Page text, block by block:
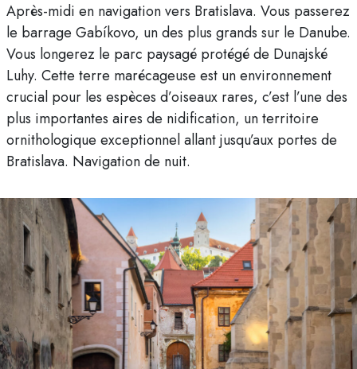
Après-midi en navigation vers Bratislava. Vous passerez
le barrage Gabíkovo, un des plus grands sur le Danube.
Vous longerez le parc paysagé protégé de Dunajské
Luhy. Cette terre marécageuse est un environnement
crucial pour les espèces d’oiseaux rares, c’est l’une des
plus importantes aires de nidification, un territoire
ornithologique exceptionnel allant jusqu’aux portes de
Bratislava. Navigation de nuit.